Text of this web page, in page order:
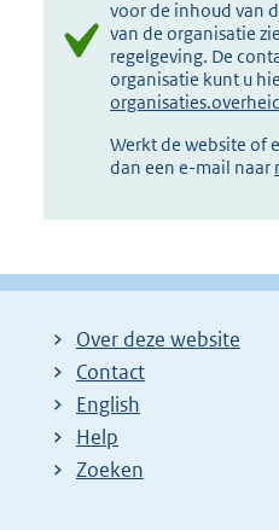
voor de inhoud van
van de organisatie
regelgeving. De
organisatie kunt u
Werkt de website of
dan een e-mail naar
Over deze website
Contact
English
Help
Zoeken